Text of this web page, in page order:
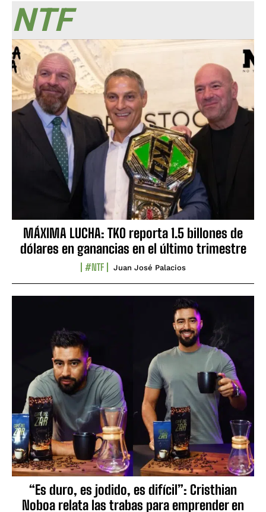
NTF
MÁXIMA LUCHA: TKO reporta 1.5 billones de
dólares en ganancias en el último trimestre
#NTF Juan José Palacios
“Es duro, es jodido, es difícil”: Cristhian
Noboa relata las trabas para emprender en